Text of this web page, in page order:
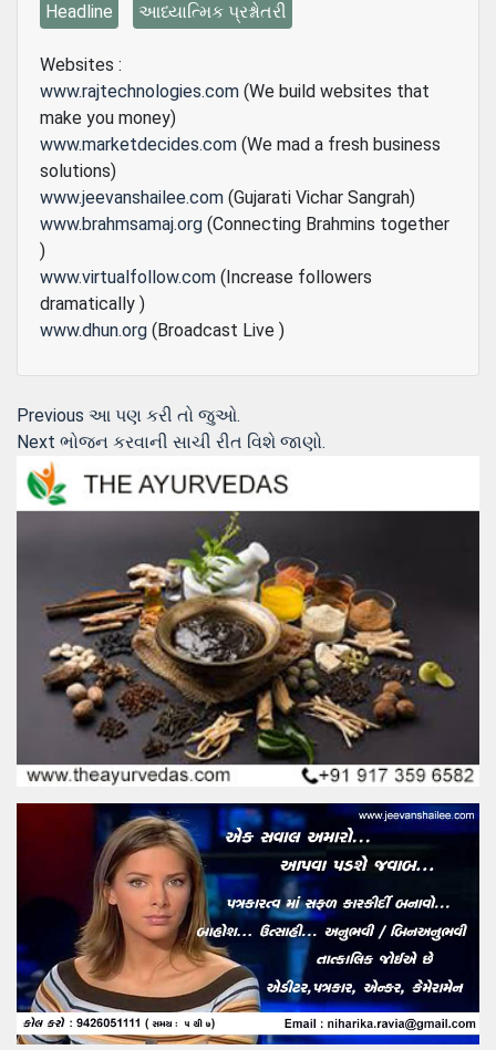
Headline આધ્યાત્મિક પ્રશ્નોતરી
Websites :
www.rajtechnologies.com (We build websites that
make you money)
www.marketdecides.com (We mad a fresh business
solutions)
www.jeevanshailee.com (Gujarati Vichar Sangrah)
www.brahmsamaj.org (Connecting Brahmins together
)
www.virtualfollow.com (Increase followers
dramatically )
www.dhun.org (Broadcast Live )
Post
navigation
Previous Previous
post:
આ પણ કરી તો જુઓ.
Next Next
ભોજન કરવાની સાચી રીત વિશે જાણો.